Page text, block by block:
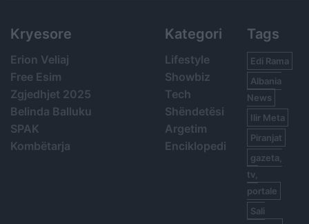
Kryesore
Erion Veliaj
Free Esim
Zgjedhjet 2025
Belinda Balluku
SPAK
Kombëtarja
Kategori
Lifestyle
Showbiz
Tech
Shëndetësi
Argetim
Enciklopedi
Tags
Edi Rama
Albania
News
Ilir Meta
Piranjat
gazeta,
tv,
portale
Sali